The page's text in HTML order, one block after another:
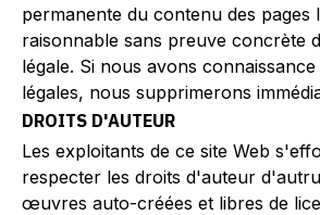
permanente du contenu des pages
raisonnable sans preuve concrète
légale. Si nous avons
légales, nous supprimerons
DROITS D'AUTEUR
Les exploitants de ce site Web
respecter les droits d'auteur
œuvres auto-créées et libres de